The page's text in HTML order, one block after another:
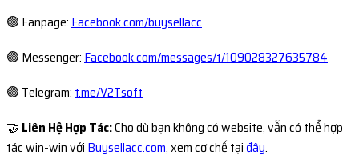
🟢 Fanpage: Facebook.com/buysellacc
🟢 Messenger: Facebook.com/messages/t/109028327635784
🟢 Telegram: t.me/V2Tsoft
🤝 Liên Hệ Hợp Tác:Cho dù bạn không có website, vẫn có thể hợp
tác win-win với Buysellacc.com, xem cơ chế tạiđây.